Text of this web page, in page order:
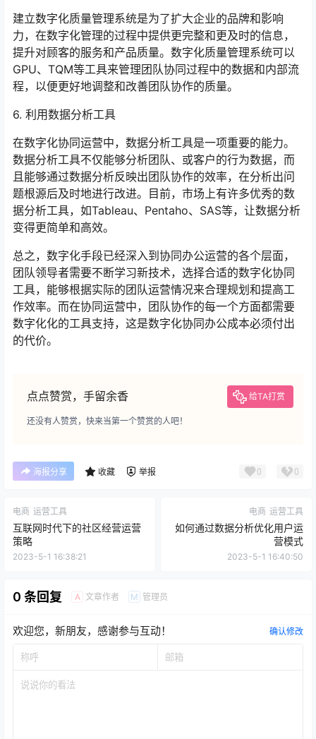
建立数字化质量管理系统是为了扩大企业的品牌和影响
力，在数字化管理的过程中提供更完整和更及时的信息，
提升对顾客的服务和产品质量。数字化质量管理系统可以
GPU、TQM等工具来管理团队协同过程中的数据和内部流
程，以便更好地调整和改善团队协作的质量。
6. 利用数据分析工具
在数字化协同运营中，数据分析工具是一项重要的能力。
数据分析工具不仅能够分析团队、或客户的行为数据，而
且能够通过数据分析反映出团队协作的效率，在分析出问
题根源后及时地进行改进。目前，市场上有许多优秀的数
据分析工具，如Tableau、Pentaho、SAS等，让数据分析
变得更简单和高效。
总之，数字化手段已经深入到协同办公运营的各个层面，
团队领导者需要不断学习新技术，选择合适的数字化协同
工具，能够根据实际的团队运营情况来合理规划和提高工
作效率。而在协同运营中，团队协作的每一个方面都需要
数字化化的工具支持，这是数字化协同办公成本必须付出
的代价。
点点赞赏，手留余香 给TA打赏
还没有人赞赏，快来当第一个赞赏的人吧！
海报分享 收藏 举报 0 0
电商 运营工具
互联网时代下的社区经营运营
策略
2023-5-1 16:38:21
电商 运营工具
如何通过数据分析优化用户运
营模式
2023-5-1 16:40:50
0 条回复 A 文章作者 M 管理员
欢迎您，新朋友，感谢参与互动！ 确认修改